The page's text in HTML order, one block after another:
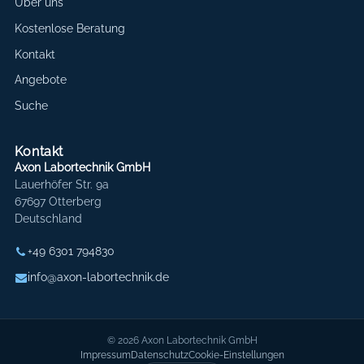
Kostenlose Beratung
Kontakt
Angebote
Suche
Kontakt
Axon Labortechnik GmbH
Lauerhöfer Str. 9a
67697 Otterberg
Deutschland
+49 6301 794830
info@axon-labortechnik.de
© 2026 Axon Labortechnik GmbH
ImpressumDatenschutzCookie-Einstellungen